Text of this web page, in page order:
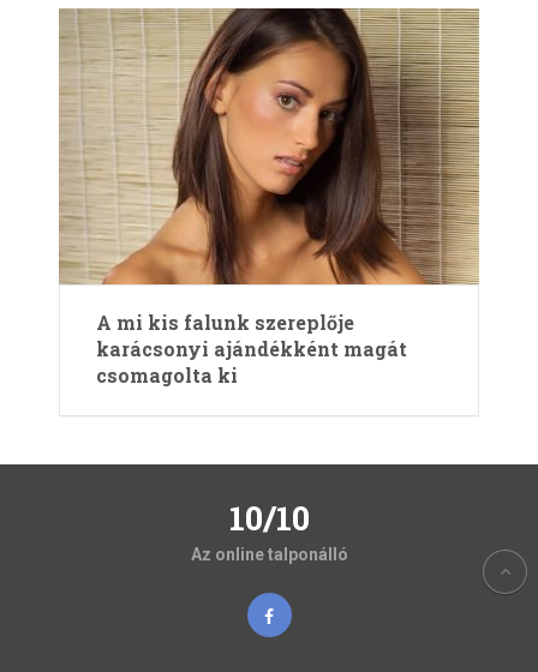
A mi kis falunk szereplője
karácsonyi ajándékként magát
csomagolta ki
10/10
Az online talponálló